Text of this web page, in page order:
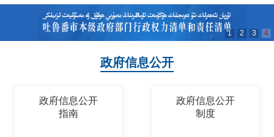
1 2 3 4
政府信息公开
政府信息公开
指南
政府信息公开
制度